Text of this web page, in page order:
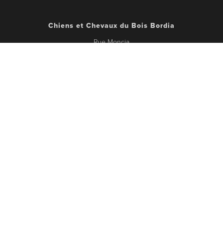
Chiens et Chevaux du Bois Bordia
Rue Moncia